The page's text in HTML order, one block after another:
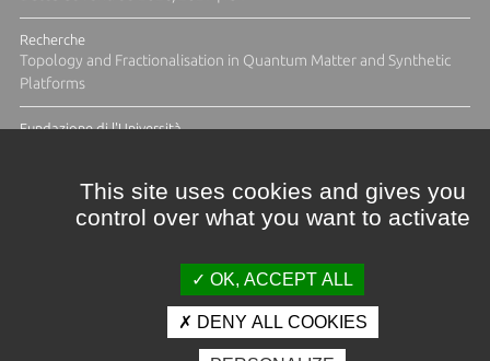
Recherche
Topology and Fractionalisation in Quantum Matter and Synthetic
Platforms
Fundazione di l'Università
Crédits et mentions légales
This site uses cookies and gives you
control over what you want to activate
OK, ACCEPT ALL
DENY ALL COOKIES